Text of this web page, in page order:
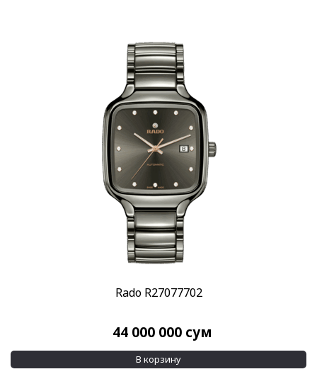
Rado R27077702
44 000 000 сум
В корзину